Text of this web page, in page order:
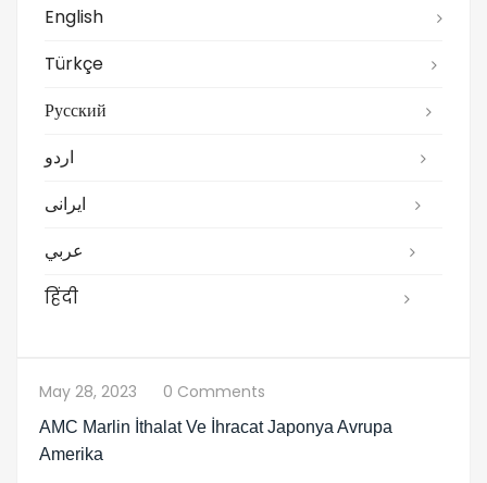
English
Türkçe
Русский
اردو
ایرانی
عربي
हिंदी
May 28, 2023 0 Comments
AMC Marlin İthalat Ve İhracat Japonya Avrupa
Amerika